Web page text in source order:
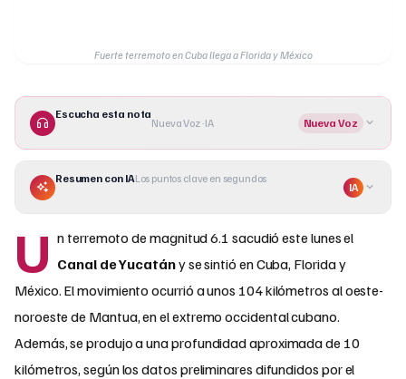
Fuerte terremoto en Cuba llega a Florida y México
Escucha esta nota
Nueva Voz · IA Nueva Voz
Resumen con IALos puntos clave en segundos
IA
U n terremoto de magnitud 6.1 sacudió este lunes el
Canal de Yucatány se sintió en Cuba, Florida y
México. El movimiento ocurrió a unos 104 kilómetros al oeste-
noroeste de Mantua, en el extremo occidental cubano.
Además, se produjo a una profundidad aproximada de 10
kilómetros, según los datos preliminares difundidos por el